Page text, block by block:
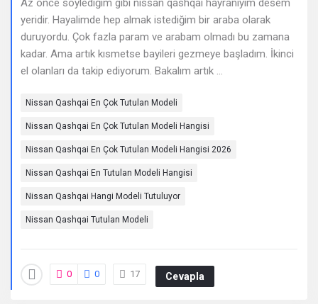
En
sonuncu
Sorular
Az önce söylediğim gibi nissan qashqai hayranıyım desem
yeridir. Hayalimde hep almak istediğim bir araba olarak
duruyordu. Çok fazla param ve arabam olmadı bu zamana
kadar. Ama artık kısmetse bayileri gezmeye başladım. İkinci
el olanları da takip ediyorum. Bakalım artık ...
Nissan Qashqai En Çok Tutulan Modeli
Nissan Qashqai En Çok Tutulan Modeli Hangisi
Nissan Qashqai En Çok Tutulan Modeli Hangisi 2026
Nissan Qashqai En Tutulan Modeli Hangisi
Nissan Qashqai Hangi Modeli Tutuluyor
Nissan Qashqai Tutulan Modeli
0 0 17 Cevapla